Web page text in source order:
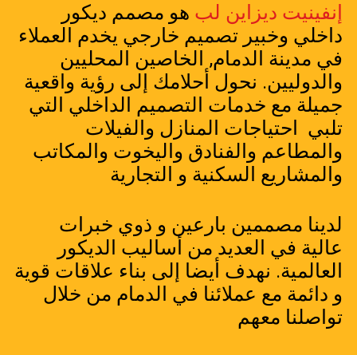
إنفينيت ديزاين لب هو مصمم ديكور
داخلي وخبير تصميم خارجي يخدم العملاء
في مدينة الدمام, الخاصين المحليين
والدوليين. نحول أحلامك إلى رؤية واقعية
جميلة مع خدمات التصميم الداخلي التي
تلبي احتياجات المنازل والفيلات
والمطاعم والفنادق واليخوت والمكاتب
والمشاريع السكنية و التجارية
لدينا مصممين بارعين و ذوي خبرات
عالية في العديد من أساليب الديكور
العالمية. نهدف أيضا إلى بناء علاقات قوية
و دائمة مع عملائنا في الدمام من خلال
تواصلنا معهم